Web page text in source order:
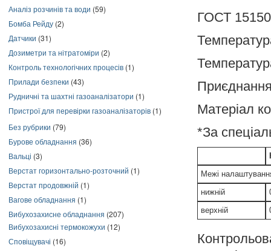
Аналіз розчинів та води (59)
Бомба Рейду (2)
Датчики (31)
Дозиметри та нітратоміри (2)
Контроль технологічних процесів (1)
Прилади безпеки (43)
Рудничні та шахтні газоаналізатори (1)
Пристрої для перевірки газоаналізаторів (1)
Без рубрики (79)
Бурове обладнання (36)
Вальці (3)
Верстат горизонтально-розточний (1)
Верстат продовжній (1)
Вагове обладнання (1)
Вибухозахисне обладнання (207)
Вибухозахисні термокожухи (12)
Сповіщувачі (16)
ГОСТ
Матеріал
*За
Межі
нижній
верхній